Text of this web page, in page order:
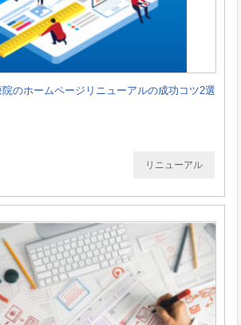
院のホームページリニューアルの成功コツ2選
リニューアル